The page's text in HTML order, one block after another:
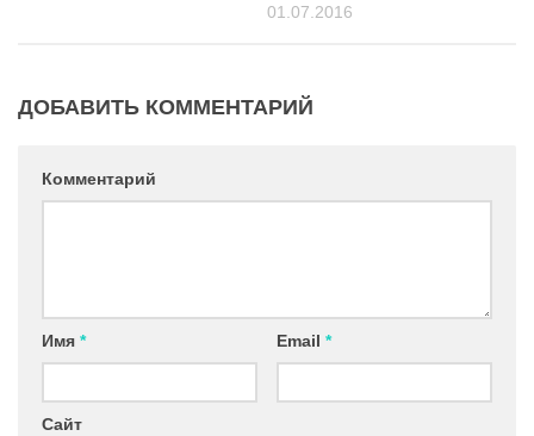
01.07.2016
ДОБАВИТЬ КОММЕНТАРИЙ
Комментарий
Имя * Email *
Сайт